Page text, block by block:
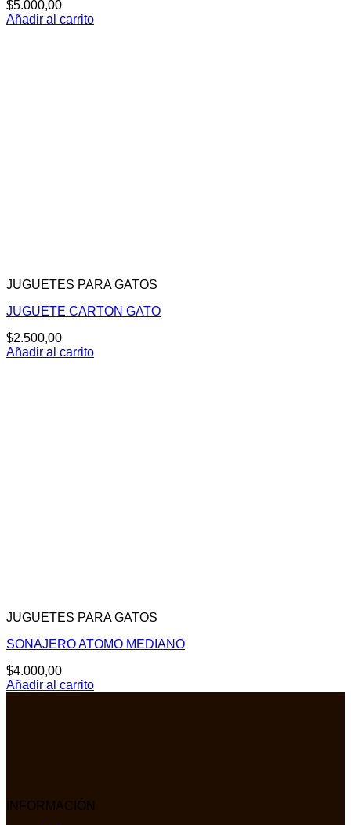
$5.000,00
Añadir al carrito
JUGUETES PARA GATOS
JUGUETE CARTON GATO
$2.500,00
Añadir al carrito
JUGUETES PARA GATOS
SONAJERO ATOMO MEDIANO
$4.000,00
Añadir al carrito
INFORMACIÓN